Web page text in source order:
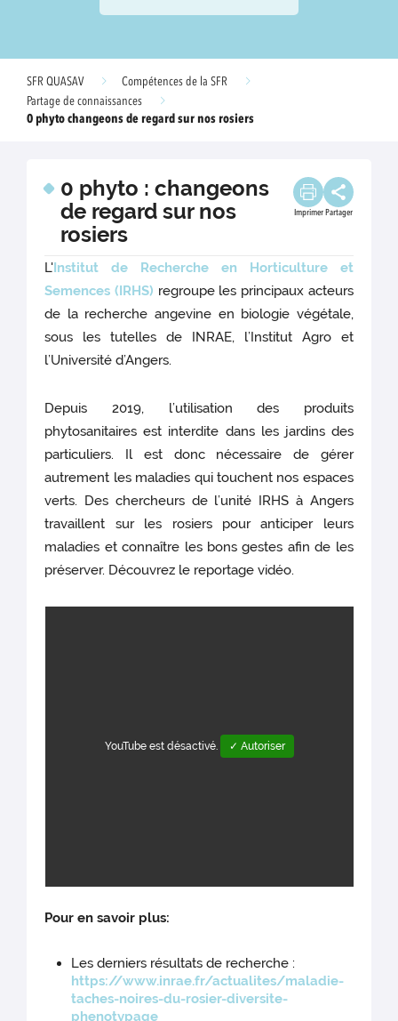
SFR QUASAV
Compétences de la SFR
Partage de connaissances
0 phyto changeons de regard sur nos rosiers
0 phyto : changeons
de regard sur nos
rosiers
Imprimer Partager
L'Institut de Recherche en Horticulture et
Semences (IRHS) regroupe les principaux acteurs
de la recherche angevine en biologie végétale,
sous les tutelles de INRAE, l’Institut Agro et
l’Université d’Angers.
Depuis 2019, l’utilisation des produits
phytosanitaires est interdite dans les jardins des
particuliers. Il est donc nécessaire de gérer
autrement les maladies qui touchent nos espaces
verts. Des chercheurs de l’unité IRHS à Angers
travaillent sur les rosiers pour anticiper leurs
maladies et connaître les bons gestes afin de les
préserver. Découvrez le reportage vidéo.
YouTube est désactivé. ✓ Autoriser
Pour en savoir plus:
Les derniers résultats de recherche :
https://www.inrae.fr/actualites/maladie-
taches-noires-du-rosier-diversite-
phenotypage